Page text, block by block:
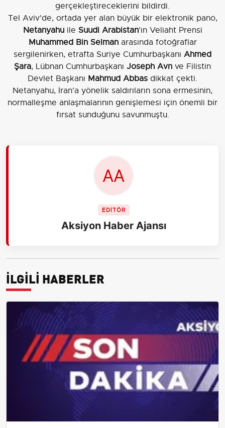
gerçekleştireceklerini bildirdi.
Tel Aviv'de, ortada yer alan büyük bir elektronik pano,
Netanyahuile Suudi Arabistan'ın Veliaht Prensi
Muhammed Bin Selmanarasında fotoğraflar
sergilenirken, etrafta Suriye Cumhurbaşkanı Ahmed
Şara, Lübnan Cumhurbaşkanı Joseph Avn ve Filistin
Devlet Başkanı Mahmud Abbas dikkat çekti.
Netanyahu, İran'a yönelik saldırıların sona ermesinin,
normalleşme anlaşmalarının genişlemesi için önemli bir
fırsat sunduğunu savunmuştu.
EDİTÖR
Aksiyon Haber Ajansı
İLGİLİ HABERLER